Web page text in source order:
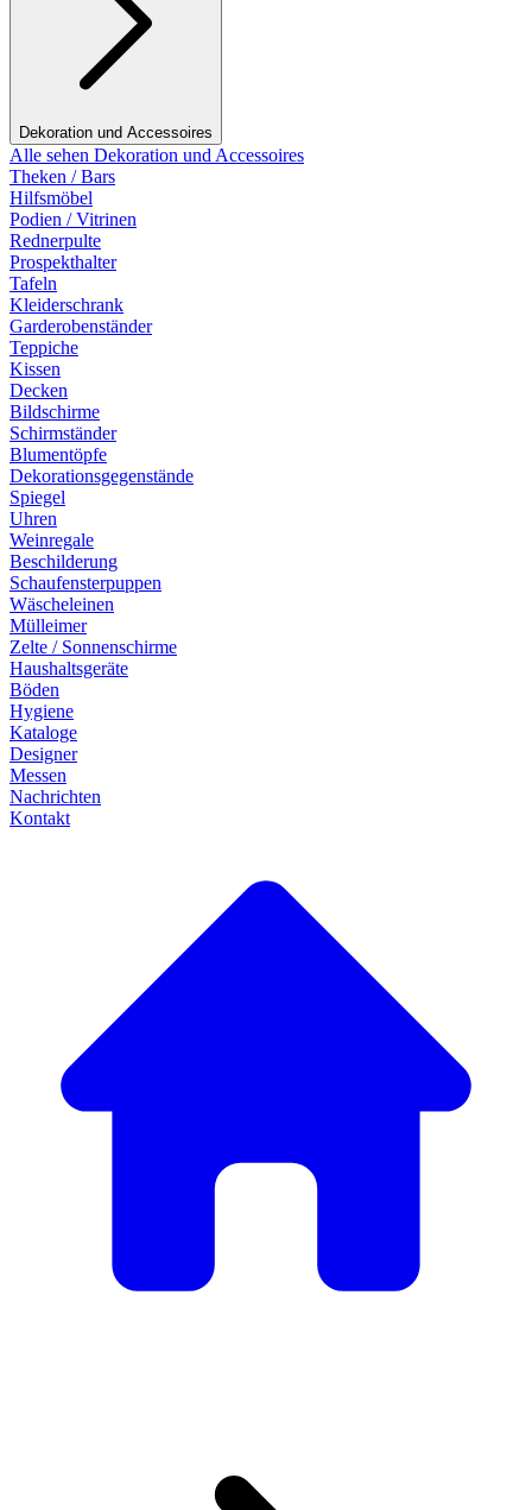
Dekoration und Accessoires
Alle sehen Dekoration und Accessoires
Theken / Bars
Hilfsmöbel
Podien / Vitrinen
Rednerpulte
Prospekthalter
Tafeln
Kleiderschrank
Garderobenständer
Teppiche
Kissen
Decken
Bildschirme
Schirmständer
Blumentöpfe
Dekorationsgegenstände
Spiegel
Uhren
Weinregale
Beschilderung
Schaufensterpuppen
Wäscheleinen
Mülleimer
Zelte / Sonnenschirme
Haushaltsgeräte
Böden
Hygiene
Kataloge
Designer
Messen
Nachrichten
Kontakt